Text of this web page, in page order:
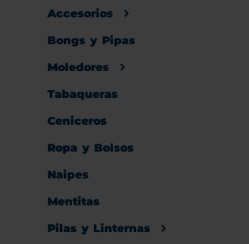
Accesorios
Bongs y Pipas
Moledores
Tabaqueras
Ceniceros
Ropa y Bolsos
Naipes
Mentitas
Pilas y Linternas